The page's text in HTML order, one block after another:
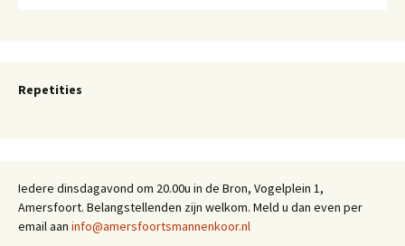
Repetities
Iedere dinsdagavond om 20.00u in de Bron, Vogelplein 1,
Amersfoort. Belangstellenden zijn welkom. Meld u dan even per
email aan info@amersfoortsmannenkoor.nl